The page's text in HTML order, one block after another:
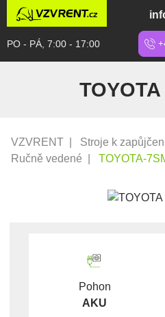
PO - PÁ, 7:00 - 17:00
VZVRENT Stroje k
Ručně vedené
TOYOTA-
Pohon
AKU